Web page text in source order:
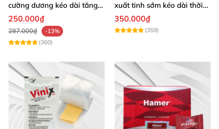
cường dương kéo dài tăng
sinh lý nam
250.000₫
287.000₫
-13%
(360)
xuất tinh sớm kéo dài thời
gian quan hệ
350.000₫
(359)